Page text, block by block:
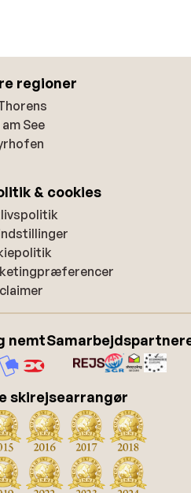
regioner
See
& cookies
nemt
skirejsearrangør